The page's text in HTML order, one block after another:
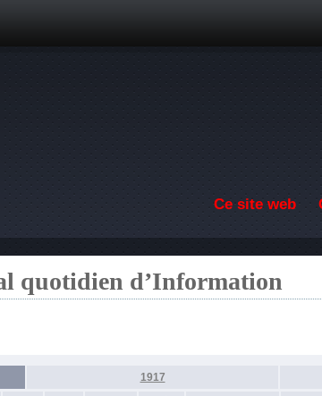
Ce site web
quotidien d’Information
1917